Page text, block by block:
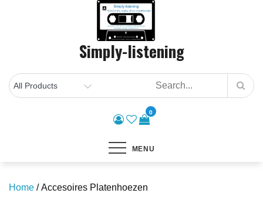
Simply-listening
0
MENU
Home / Accesoires Platenhoezen